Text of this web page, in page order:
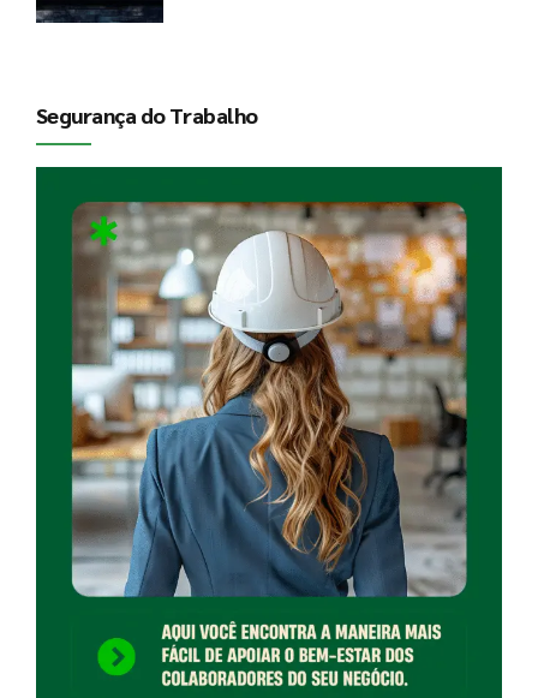
Segurança do Trabalho